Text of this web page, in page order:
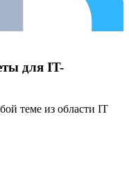
для IT-
теме из области IT